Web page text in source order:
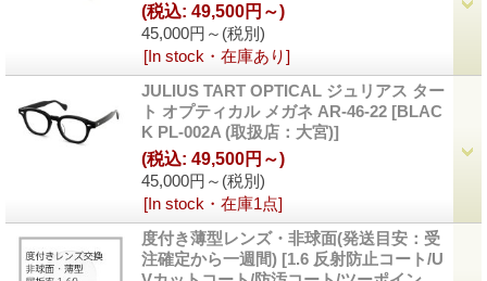
45,000円～ (税別)
(税込: 49,500円～)
[In stock・在庫あり]
JULIUS TART OPTICAL ジュリアス ター
ト オプティカル メガネ AR-46-22 [BLAC
K PL-002A (取扱店：大宮)]
45,000円～ (税別)
(税込: 49,500円～)
[In stock・在庫1点]
度付き薄型レンズ・非球面(発送目安：受
注確定から一週間) [1.6 反射防止コート/U